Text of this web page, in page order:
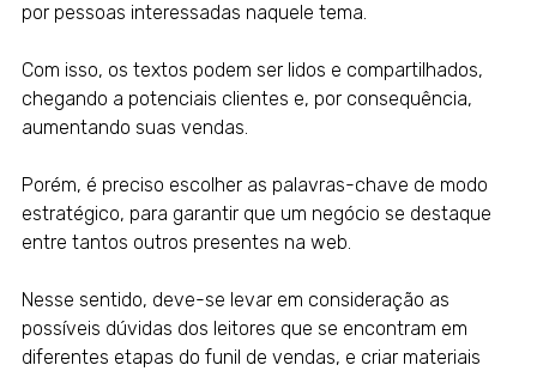
por pessoas interessadas naquele tema.
Com isso, os textos podem ser lidos e compartilhados,
chegando a potenciais clientes e, por consequência,
aumentando suas vendas.
Porém, é preciso escolher as palavras-chave de modo
estratégico, para garantir que um negócio se destaque
entre tantos outros presentes na web.
Nesse sentido, deve-se levar em consideração as
possíveis dúvidas dos leitores que se encontram em
diferentes etapas do funil de vendas, e criar materiais